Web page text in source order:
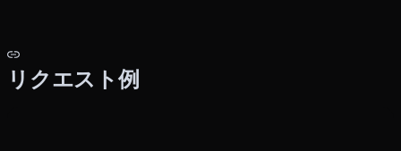
リクエスト例